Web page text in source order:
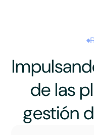
de las
gestión